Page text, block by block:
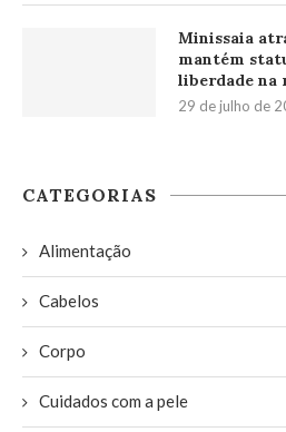
Minissaia
mantém
liberdade na
29 de julho de
CATEGORIAS
Alimentação
Cabelos
Corpo
Cuidados com a pele